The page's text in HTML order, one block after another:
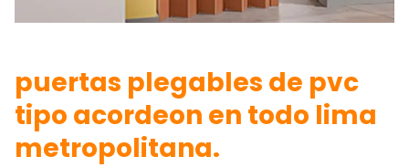
puertas plegables de pvc
tipo acordeon en todo lima
metropolitana.